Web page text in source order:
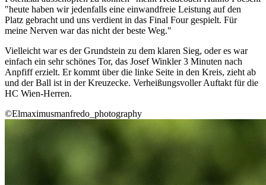
"heute haben wir jedenfalls eine einwandfreie Leistung auf den
Platz gebracht und uns verdient in das Final Four gespielt. Für
meine Nerven war das nicht der beste Weg."
Vielleicht war es der Grundstein zu dem klaren Sieg, oder es war
einfach ein sehr schönes Tor, das Josef Winkler 3 Minuten nach
Anpfiff erzielt. Er kommt über die linke Seite in den Kreis, zieht ab
und der Ball ist in der Kreuzecke. Verheißungsvoller Auftakt für die
HC Wien-Herren.
©Elmaximusmanfredo_photography